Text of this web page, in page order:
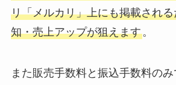
リ「メルカリ」上にも掲載され
知・売上アップが狙えます。
また販売手数料と振込手数料の